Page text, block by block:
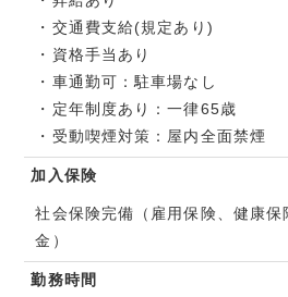
・交通費支給(規定あり)
・資格手当あり
・車通勤可：駐車場なし
・定年制度あり：一律65歳
・受動喫煙対策：屋内全面禁煙
加入保険
社会保険完備（雇用保険、健康
金）
勤務時間